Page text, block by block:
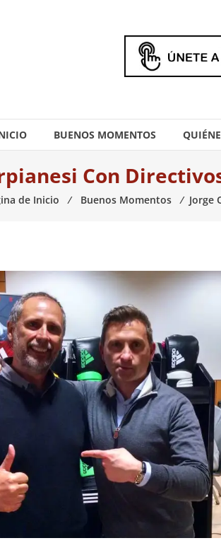
BUENOS MOMENTOS
Con
de Inicio ⁄ Buenos Momentos ⁄ Jorge